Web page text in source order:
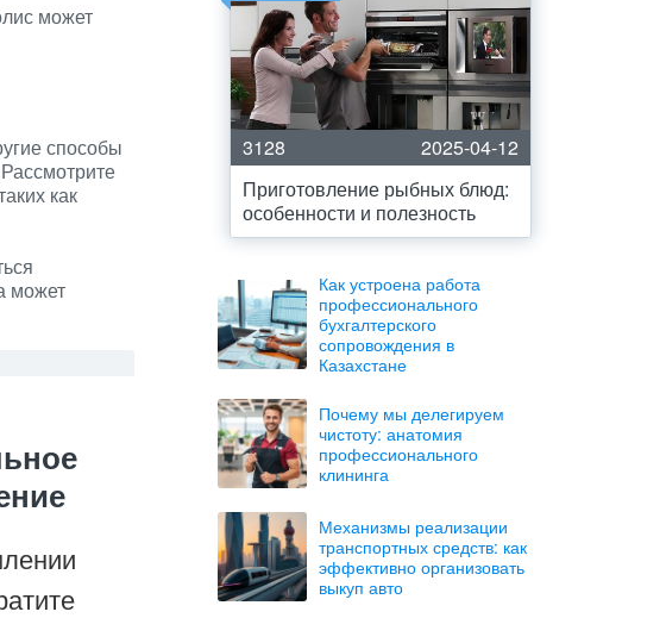
может
способы
как
может
3128
2025-04-12
Приготовление рыбных блюд:
особенности и полезность
Как устроена работа
профессионального
бухгалтерского
сопровождения в
Казахстане
Почему мы делегируем
чистоту: анатомия
профессионального
клининга
Механизмы реализации
транспортных средств: как
эффективно организовать
выкуп авто